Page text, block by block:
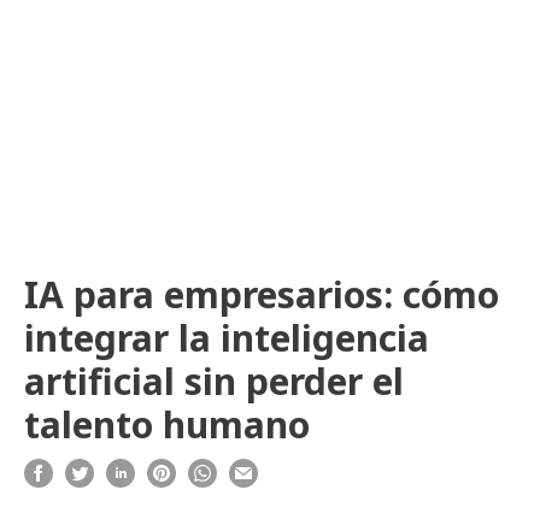
IA para empresarios: cómo
integrar la inteligencia
artificial sin perder el
talento humano